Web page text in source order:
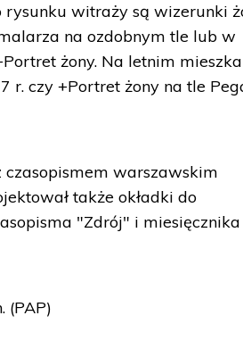
rysunku witraży są wizerunki
na ozdobnym tle lub w
żony. Na letnim
r. czy +Portret żony na tle
czasopismem warszawskim
także okładki do
"Zdrój" i miesięcznika
(PAP)